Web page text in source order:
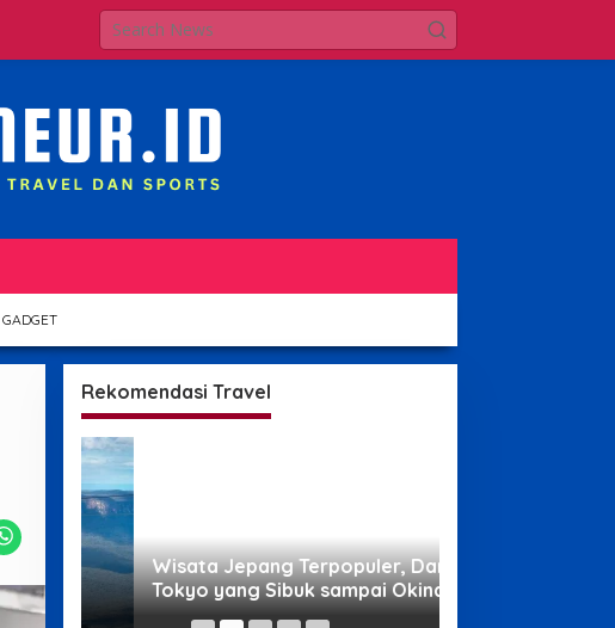
GADGET
Rekomendasi Travel
Wisata Jepang Terpopuler, Dari
Tokyo yang Sibuk sampai Okinawa
yang Santai